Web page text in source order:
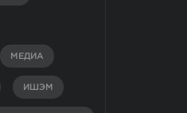
МЕДИА
ИШЭМ